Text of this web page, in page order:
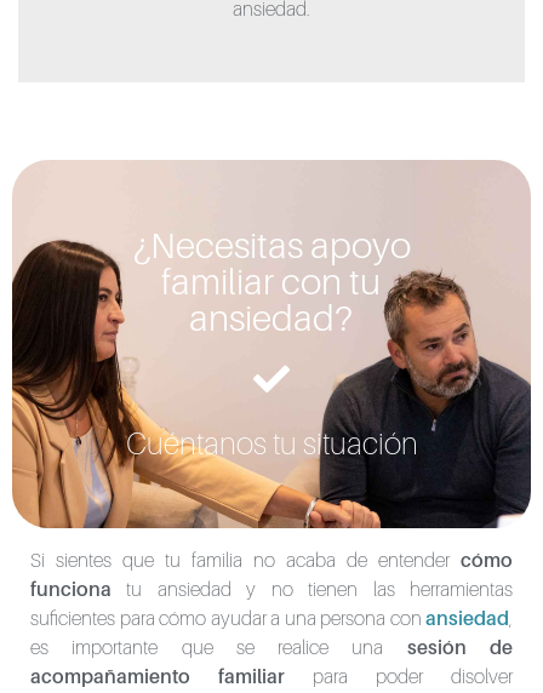
ansiedad.
¿Necesitas apoyo
familiar con tu
ansiedad?
Cuéntanos tu situación
Si sientes que tu familia no acaba de entender cómo
funcionatu ansiedad y no tienen las herramientas
suficientes para cómo ayudar a una persona con ansiedad,
es importante que se realice una sesión de
acompañamiento familiar para poder disolver